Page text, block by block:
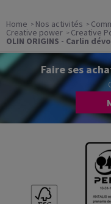
Home Nos activités
Creative power Creative
OLIN ORIGINS - Carlin
Faire ses